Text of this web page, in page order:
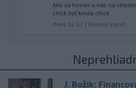
Ako sa hovorí u nás na
chick byť kinda chick.
dnes 12:12 | Kosová Ingrid
J. Božik: